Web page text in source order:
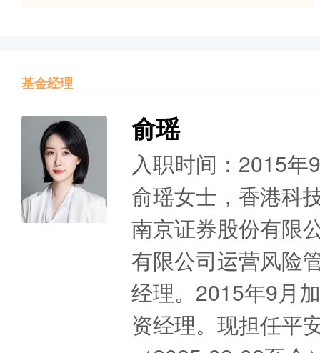
基金经理
俞瑶
入职时间：2015年
俞瑶女士，香港科
南京证券股份有限
有限公司运营风险
经理。2015年9月
资经理。现担任平